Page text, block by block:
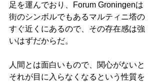
足を運んでおり、Forum Groningenは
街のシンボルでもあるマルティニ塔の
すぐ近くにあるので、その存在感は強
いはずだからだ。
人間とは面白いもので、関心がないと
それが目に入らなくなるという性質を